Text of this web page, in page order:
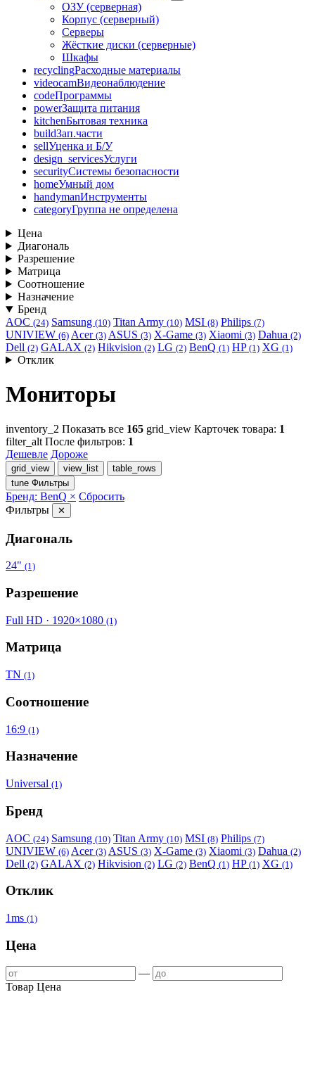
ОЗУ (серверная)
Корпус (серверный)
Серверы
Жёсткие диски (серверные)
Шкафы
recyclingРасходные материалы
videocamВидеонаблюдение
codeПрограммы
powerЗащита питания
kitchenБытовая техника
buildЗап.части
sellУценка и Б/У
design_servicesУслуги
securityСистемы безопасности
homeУмный дом
handymanИнструменты
categoryГруппа не определена
Цена
Диагональ
Разрешение
Матрица
Соотношение
Назначение
Бренд
AOC (24) Samsung (10) Titan Army (10) MSI (8) Philips (7)
UNIVIEW (6) Acer (3) ASUS (3) X-Game (3) Xiaomi (3) Dahua (2)
Dell (2) GALAX (2) Hikvision (2) LG (2) BenQ (1) HP (1) XG (1)
Отклик
Мониторы
inventory_2 Показать все 165 grid_view Карточек товара: 1
filter_alt После фильтров: 1
Дешевле Дороже
grid_view view_list
table_rows
tune Фильтры
Бренд: BenQ × Сбросить
Фильтры
✕
Диагональ
24" (1)
Разрешение
Full HD · 1920×1080 (1)
Матрица
TN (1)
Соотношение
16:9 (1)
Назначение
Universal (1)
Бренд
AOC (24) Samsung (10) Titan Army (10) MSI (8) Philips (7)
UNIVIEW (6) Acer (3) ASUS (3) X-Game (3) Xiaomi (3) Dahua (2)
Dell (2) GALAX (2) Hikvision (2) LG (2) BenQ (1) HP (1) XG (1)
Отклик
1ms (1)
Цена
—
Товар Цена